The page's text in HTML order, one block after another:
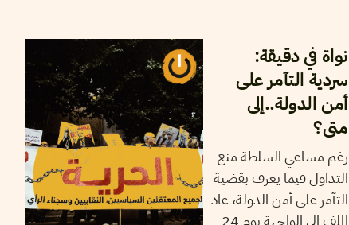
نواة في دقيقة:
سردية التآمر على
أمن الدولة..إلى
متى؟
رغم مساعي السلطة منع
التداول فيما يعرف بقضية
التآمر على أمن الدولة، عاد
الملف إلى الواجهة يوم 24